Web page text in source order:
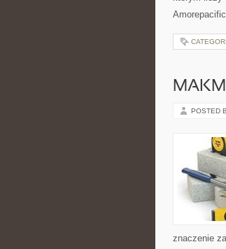
POSTED
znaczenie